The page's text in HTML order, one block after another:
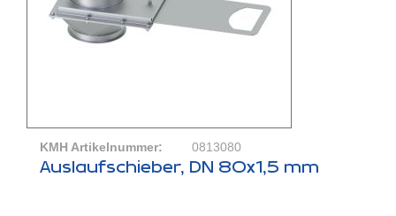
KMH Artikelnummer: 0813080
Auslaufschieber, DN 80x1,5 mm